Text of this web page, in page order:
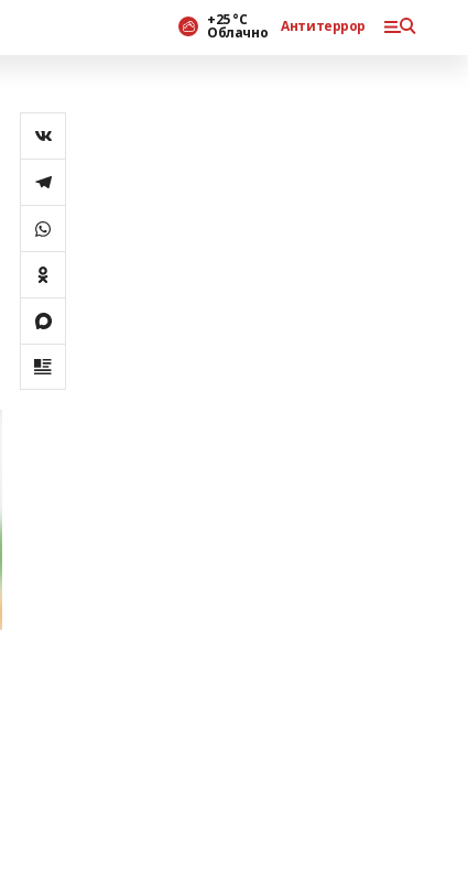
+25 °С
Облачно Антитеррор